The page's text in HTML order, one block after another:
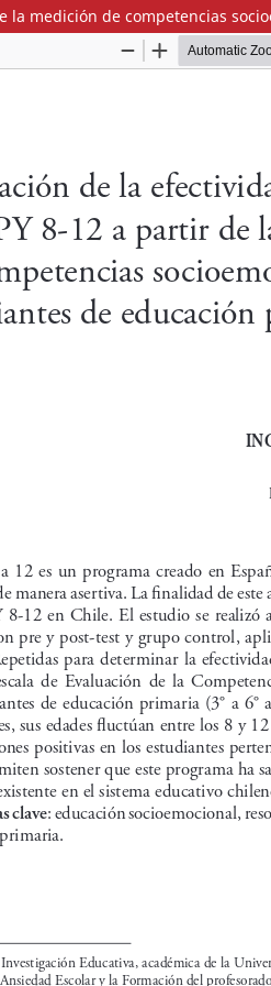
la medición de competencias